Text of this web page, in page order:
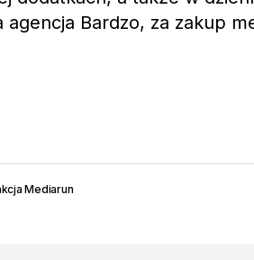
agencja Bardzo, za zakup
Mediarun